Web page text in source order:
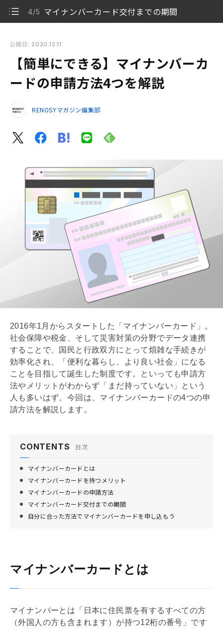
4/5 マイナンバーカード交付までの期間
1/5 マイナンバーカードとは
マイナンバーカードを持つメリット
3/5 マイナンバーカードの申請方法
4/5 マイナンバーカード交付までの期間
自分に合った方法でマイナンバーカードを申し込もう
公開日: 2020.12.11
【簡単にできる】マイナンバーカ
ードの申請方法4つを解説
RENOSYマガジン編集部
2016年1月からスタートした「マイナンバーカード」。
社会保障や税金、そして災害対策の分野でデータ連携
することで、国民と行政双方にとって煩雑な手続きが
効率化され、「便利な暮らし、より良い社会」になる
ことを目指して誕生した制度です。といっても申請方
法やメリットがわからず「まだ持っていない」という
人も多いはず。今回は、マイナンバーカードの4つの申
請方法を解説します。
CONTENTS 目次
マイナンバーカードとは
マイナンバーカードを持つメリット
マイナンバーカードの申請方法
マイナンバーカード交付までの期間
自分に合った方法でマイナンバーカードを申し込もう
マイナンバーカードとは
マイナンバーとは「日本に住民票を有するすべての方
（外国人の方も含まれます）が持つ12桁の番号」です